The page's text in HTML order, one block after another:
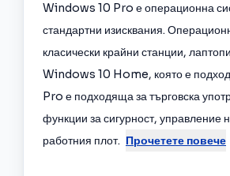
Windows 10 Pro е операционна
стандартни изисквания.
класически крайни станции,
Windows 10 Home, която е
Pro е подходяща за търговска
функции за сигурност, управление
работния плот. Прочетете повече